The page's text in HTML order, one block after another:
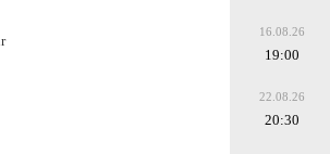
16.08.26
19:00
22.08.26
20:30